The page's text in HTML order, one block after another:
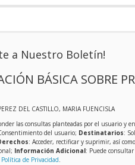
a Nuestro Boletín!
BÁSICA SOBRE
DEL CASTILLO, MARIA FUENCISLA
las consultas planteadas por el usuario y
del usuario; Destinatarios:
: Acceder, rectificar y suprimir, así
Información Adicional: Puede
Política de Privacidad.